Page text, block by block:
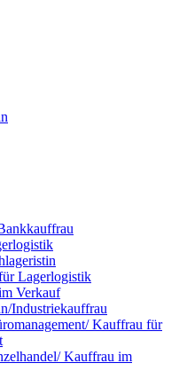
Lagerlogistik
Verkauf
Industriekauffrau
Kauffrau für
Kauffrau im